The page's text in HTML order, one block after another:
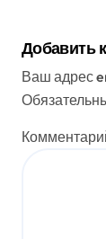
Добавить
Ваш адрес